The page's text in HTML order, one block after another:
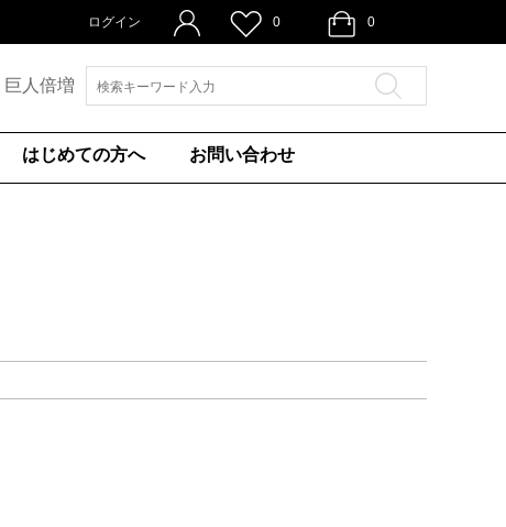
ログイン 0 0
巨人倍増
はじめての方へ お問い合わせ